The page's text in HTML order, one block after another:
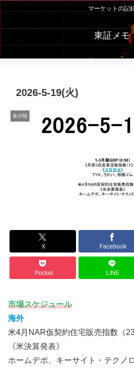
マーケットの記
東証メモ
2026-5-19(火)
未分類
X Facebook
Pocket LINE
市場スケジュール
海外
米4月NAR仮契約住宅販売指数（
《米決算発表》
ホームデポ、キーサイト・テクノ